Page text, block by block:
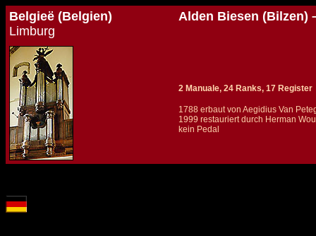
Belgieë (Belgien)
Limburg
Alden Biesen (Bilzen)
2 Manuale, 24 Ranks, 17 Register
1788 erbaut von Aegidius Van
1999 restauriert durch Herman
kein Pedal